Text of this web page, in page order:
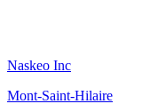
Naskeo Inc
Mont-Saint-Hilaire